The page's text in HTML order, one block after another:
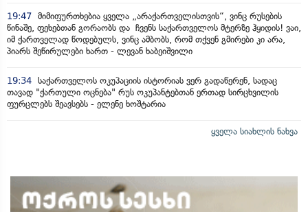
19:47 მიმიფურთხებია ყველა „არაქართველისთვის“, ვინც რუსების
წინაშე, ფეხებთან გორაობს და ჩვენს საქართველოს მტერზე ჰყიდის! ვაი,
იმ ქართველად წოდებულს, ვინც ამბობს, რომ თქვენ გმირები კი არა,
პიარს შეწირულები ხართ - ლევან ხაბეიშვილი
19:34 საქართველოს ოკუპაციის ისტორიას ვერ გადაწერენ, სადაც
თავად "ქართული ოცნება" რუს ოკუპანტებთან ერთად სირცხვილის
ფურცლებს შეავსებს - ელენე ხოშტარია
ყველა სიახლის ნახვა